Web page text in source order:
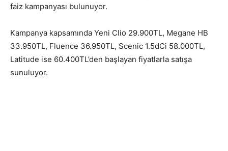
faiz kampanyası bulunuyor.
Kampanya kapsamında Yeni Clio 29.900TL, Megane HB
33.950TL, Fluence 36.950TL, Scenic 1.5dCi 58.000TL,
Latitude ise 60.400TL’den başlayan fiyatlarla satışa
sunuluyor.